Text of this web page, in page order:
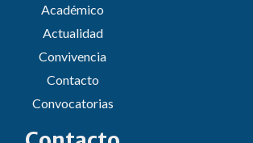
Académico
Actualidad
Convivencia
Contacto
Convocatorias